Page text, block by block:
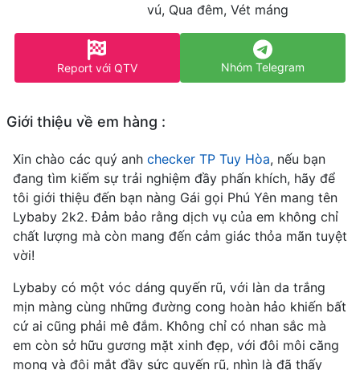
vú, Qua đêm, Vét máng
Report với QTV Nhóm Telegram
Giới thiệu về em hàng :
Xin chào các quý anh checker TP Tuy Hòa, nếu bạn
đang tìm kiếm sự trải nghiệm đầy phấn khích, hãy để
tôi giới thiệu đến bạn nàng Gái gọi Phú Yên mang tên
Lybaby 2k2. Đảm bảo rằng dịch vụ của em không chỉ
chất lượng mà còn mang đến cảm giác thỏa mãn tuyệt
vời!
Lybaby có một vóc dáng quyến rũ, với làn da trắng
mịn màng cùng những đường cong hoàn hảo khiến bất
cứ ai cũng phải mê đắm. Không chỉ có nhan sắc mà
em còn sở hữu gương mặt xinh đẹp, với đôi môi căng
mọng và đôi mắt đầy sức quyến rũ, nhìn là đã thấy